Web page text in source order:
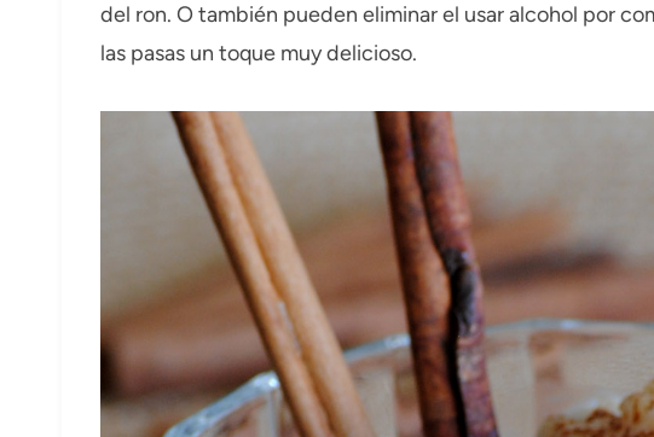
del ron. O también pueden eliminar el usar alcohol por
las pasas un toque muy delicioso.